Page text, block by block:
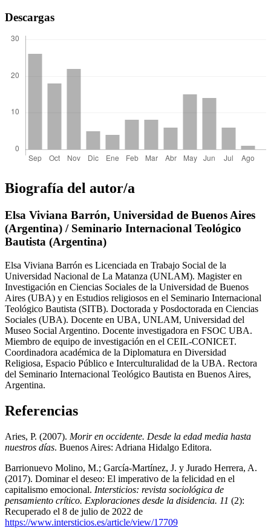
Descargas
Biografía del autor/a
Elsa Viviana Barrón, Universidad de Buenos Aires
(Argentina) / Seminario Internacional Teológico
Bautista (Argentina)
Elsa Viviana Barrón es Licenciada en Trabajo Social de la
Universidad Nacional de La Matanza (UNLAM). Magister en
Investigación en Ciencias Sociales de la Universidad de Buenos
Aires (UBA) y en Estudios religiosos en el Seminario Internacional
Teológico Bautista (SITB). Doctorada y Posdoctorada en Ciencias
Sociales (UBA). Docente en UBA, UNLAM, Universidad del
Museo Social Argentino. Docente investigadora en FSOC UBA.
Miembro de equipo de investigación en el CEIL-CONICET.
Coordinadora académica de la Diplomatura en Diversidad
Religiosa, Espacio Público e Interculturalidad de la UBA. Rectora
del Seminario Internacional Teológico Bautista en Buenos Aires,
Argentina.
Referencias
Aries, P. (2007). Morir en occidente. Desde la edad media hasta
nuestros días. Buenos Aires: Adriana Hidalgo Editora.
Barrionuevo Molino, M.; García-Martínez, J. y Jurado Herrera, A.
(2017). Dominar el deseo: El imperativo de la felicidad en el
capitalismo emocional. Intersticios: revista sociológica de
pensamiento crítico. Exploraciones desde la disidencia. 11 (2):
Recuperado el 8 de julio de 2022 de
https://www.intersticios.es/article/view/17709